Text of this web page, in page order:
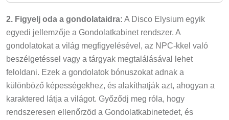
2. Figyelj oda a gondolataidra: A Disco Elysium egyik
egyedi jellemzője a Gondolatkabinet rendszer. A
gondolatokat a világ megfigyelésével, az NPC-kkel való
beszélgetéssel vagy a tárgyak megtalálásával lehet
feloldani. Ezek a gondolatok bónuszokat adnak a
különböző képességekhez, és alakíthatják azt, ahogyan a
karaktered látja a világot. Győződj meg róla, hogy
rendszeresen ellenőrzöd a Gondolatkabinetedet, és